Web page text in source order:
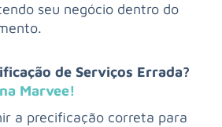
seu negócio dentro do
de Serviços Errada?
Marvee!
a precificação correta para